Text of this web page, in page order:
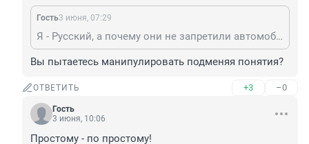
Гость3 июня, 07:29
Я - Русский, а почему они не запретили автомобили и водятлов которые ежедневно давят людей ?
Вы пытаетесь манипулировать подменяя понятия?
ОТВЕТИТЬ +3 –0
Гость
3 июня, 10:06
Простому - по простому!